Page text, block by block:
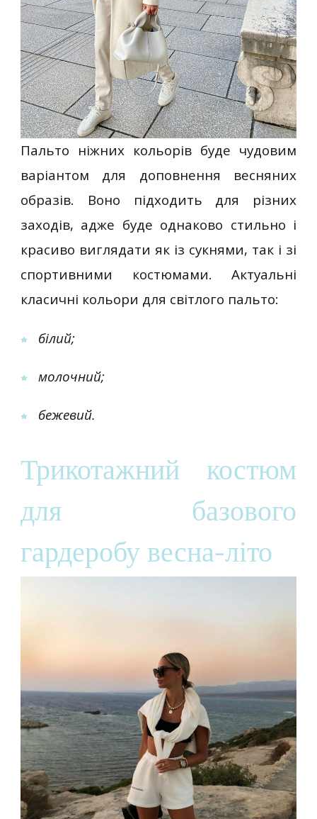
Пальто ніжних кольорів буде чудовим
варіантом для доповнення весняних
образів. Воно підходить для різних
заходів, адже буде однаково стильно і
красиво виглядати як із сукнями, так і зі
спортивними костюмами. Актуальні
класичні кольори для світлого пальто:
білий;
молочний;
бежевий.
Трикотажний костюм
для базового
гардеробу весна-літо